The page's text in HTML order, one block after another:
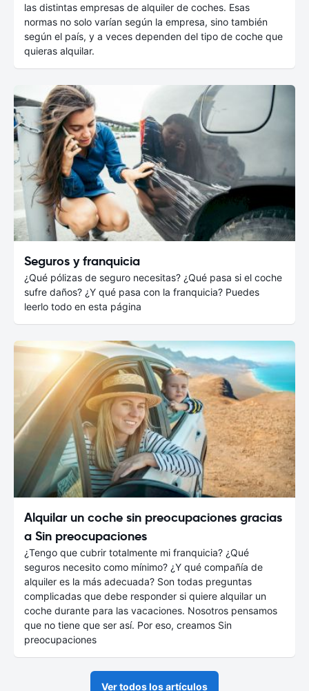
las distintas empresas de alquiler de coches. Esas
normas no solo varían según la empresa, sino también
según el país, y a veces dependen del tipo de coche que
quieras alquilar.
Seguros y franquicia
¿Qué pólizas de seguro necesitas? ¿Qué pasa si el coche
sufre daños? ¿Y qué pasa con la franquicia? Puedes
leerlo todo en esta página
Alquilar un coche sin preocupaciones gracias
a Sin preocupaciones
¿Tengo que cubrir totalmente mi franquicia? ¿Qué
seguros necesito como mínimo? ¿Y qué compañía de
alquiler es la más adecuada? Son todas preguntas
complicadas que debe responder si quiere alquilar un
coche durante para las vacaciones. Nosotros pensamos
que no tiene que ser así. Por eso, creamos Sin
preocupaciones
Ver todos los artículos